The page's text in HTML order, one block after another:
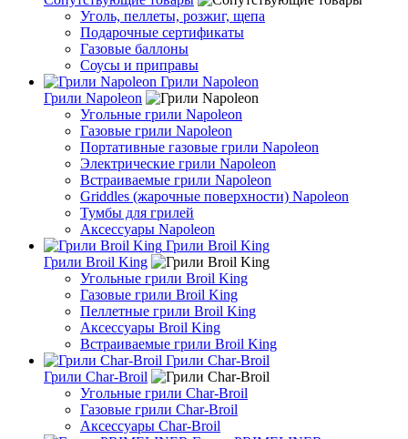
Уголь, пеллеты, розжиг, щепа
Подарочные сертификаты
Газовые баллоны
Соусы и приправы
Грили Napoleon
Грили Napoleon
Угольные грили Napoleon
Газовые грили Napoleon
Портативные газовые грили Napoleon
Электрические грили Napoleon
Встраиваемые грили Napoleon
Griddles (жарочные поверхности) Napoleon
Тумбы для грилей
Аксессуары Napoleon
Грили Broil King
Грили Broil King
Угольные грили Broil King
Газовые грили Broil King
Пеллетные грили Broil King
Аксессуары Broil King
Встраиваемые грили Broil King
Грили Char-Broil
Грили Char-Broil
Угольные грили Char-Broil
Газовые грили Char-Broil
Аксессуары Char-Broil